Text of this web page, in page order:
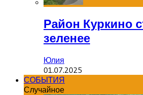
Район Куркино
зеленее
Юлия
01.07.2025
СОБЫТИЯ
Случайное